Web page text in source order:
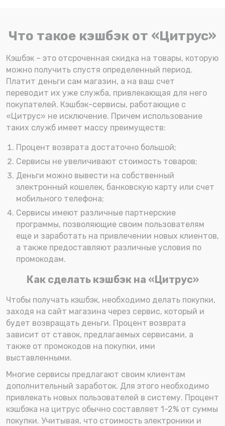
Что такое кэшбэк от «Цитрус»
Кэшбэк – это отсроченная скидка на товары, которую
можно получить спустя определенный период.
Платит деньги сам магазин, а на ваш счет
переводит их уже служба, привлекающая для него
покупателей. Кэшбэк-сервисы, работающие с
«Цитрус» не исключение. Причем использование
таких служб имеет массу преимуществ:
Процент возврата достаточно большой;
Сервисы не увеличивают стоимость товаров;
Деньги можно вывести на собственный
электронный кошелек, банковскую карту или счет
мобильного телефона;
Сервисы имеют различные партнерские
программы, позволяющие своим пользователям
еще и заработать на привлечении новых клиентов,
а также предоставляют различные условия по
промокодам.
Как сделать кэшбэк на «Цитрус»
Чтобы получать кэшбэк, необходимо делать покупки,
заходя на сайт магазина через сервис, который и
будет возвращать деньги. Процент возврата
зависит от ставок, предлагаемых сервисами, а
также от промокодов на покупки, ими
выставленными.
Многие сервисы предлагают своим клиентам
дополнительный заработок. Для этого необходимо
привлекать новых пользователей в систему. Процент
кэшбэка на цитрус обычно составляет 1-2% от суммы
покупки. Учитывая, что стоимость электроники и